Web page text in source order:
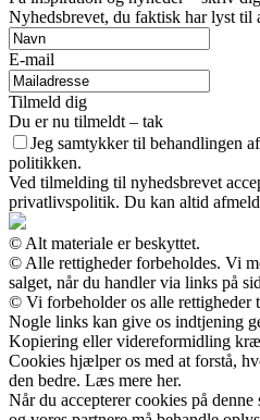
Nyhedsbrevet, du faktisk har lyst til
E-mail
Tilmeld dig
Du er nu tilmeldt – tak
Jeg samtykker til behandlingen
politikken.
Ved tilmelding til nyhedsbrevet
privatlivspolitik. Du kan altid
© Alt materiale er beskyttet.
© Alle rettigheder forbeholdes. Vi
salget, når du handler via links på
© Vi forbeholder os alle rettigheder
Nogle links kan give os indtjening
Kopiering eller videreformidling
Cookies hjælper os med at forstå,
den bedre. Læs mere her.
Når du accepterer cookies på